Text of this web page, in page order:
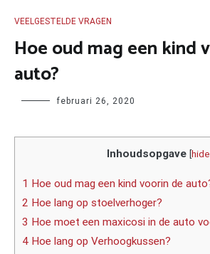
VEELGESTELDE VRAGEN
Hoe oud mag een kind
auto?
Author februari 26, 2020
Inhoudsopgave [hide
1 Hoe oud mag een kind voorin de
2 Hoe lang op stoelverhoger?
3 Hoe moet een maxicosi in de auto
4 Hoe lang op Verhoogkussen?